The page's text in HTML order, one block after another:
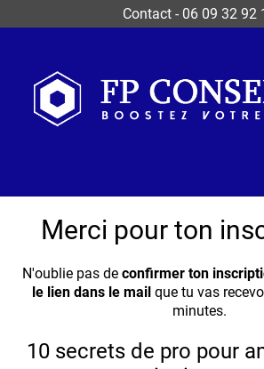
Contact- 06 09 32 92
Merci pour ton
N'oublie pas de confirmer ton
le lien dans le mailque tu vas
minutes.
10 secrets de pro pour